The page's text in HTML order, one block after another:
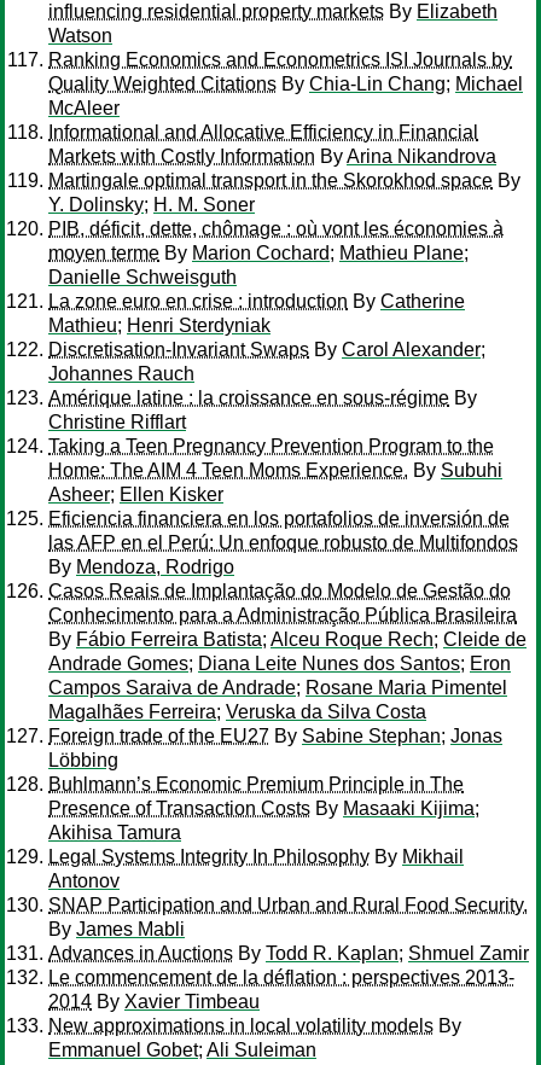
influencing residential property markets By Elizabeth
Watson
Ranking Economics and Econometrics ISI Journals by
Quality Weighted Citations By Chia-Lin Chang; Michael
McAleer
Informational and Allocative Efficiency in Financial
Markets with Costly Information ByArina Nikandrova
Martingale optimal transport in the Skorokhod space By
Y. Dolinsky; H. M. Soner
PIB, déficit, dette, chômage : où vont les économies à
moyen terme By Marion Cochard; Mathieu Plane;
Danielle Schweisguth
La zone euro en crise : introduction By Catherine
Mathieu; Henri Sterdyniak
Discretisation-Invariant Swaps By Carol Alexander;
Johannes Rauch
Amérique latine : la croissance en sous-régime By
Christine Rifflart
Taking a Teen Pregnancy Prevention Program to the
Home: The AIM 4 Teen Moms Experience. By Subuhi
Asheer; Ellen Kisker
Eficiencia financiera en los portafolios de inversión de
las AFP en el Perú: Un enfoque robusto de Multifondos
By Mendoza, Rodrigo
Casos Reais de Implantação do Modelo de Gestão do
Conhecimento para a Administração Pública Brasileira
By Fábio Ferreira Batista; Alceu Roque Rech; Cleide de
Andrade Gomes; Diana Leite Nunes dos Santos; Eron
Campos Saraiva de Andrade; Rosane Maria Pimentel
Magalhães Ferreira; Veruska da Silva Costa
Foreign trade of the EU27 By Sabine Stephan; Jonas
Löbbing
Buhlmann’s Economic Premium Principle in The
Presence of Transaction Costs By Masaaki Kijima;
Akihisa Tamura
Legal Systems Integrity In Philosophy By Mikhail
Antonov
SNAP Participation and Urban and Rural Food Security.
By James Mabli
Advances in Auctions By Todd R. Kaplan; Shmuel Zamir
Le commencement de la déflation : perspectives 2013-
2014 By Xavier Timbeau
New approximations in local volatility models By
Emmanuel Gobet; Ali Suleiman